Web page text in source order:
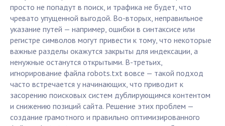
просто не попадут в поиск, и трафика не будет, что
чревато упущенной выгодой. Во-вторых, неправильное
указание путей — например, ошибки в синтаксисе или
регистре символов могут привести к тому, что некоторые
важные разделы окажутся закрыты для индексации, а
ненужные останутся открытыми. В-третьих,
игнорирование файла robots.txt вовсе — такой подход
часто встречается у начинающих, что приводит к
засорению поисковых систем дублирующимся контентом
и снижению позиций сайта. Решение этих проблем —
создание грамотного и правильно оптимизированного